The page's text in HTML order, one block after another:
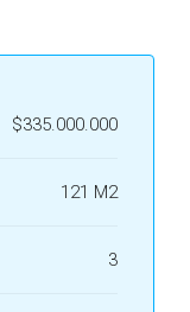
$335.000.000
121 M2
3